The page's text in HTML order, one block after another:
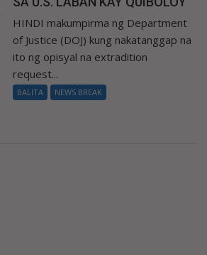
HINDI makumpirma ng Department
of Justice (DOJ) kung nakatanggap na
ito ng opisyal na extradition
request...
BALITA NEWS BREAK